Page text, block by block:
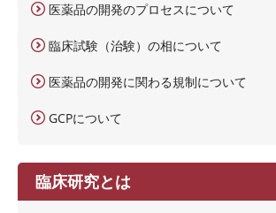
医薬品の開発のプロセスについて
臨床試験（治験）の相について
医薬品の開発に関わる規制について
GCPについて
臨床研究とは